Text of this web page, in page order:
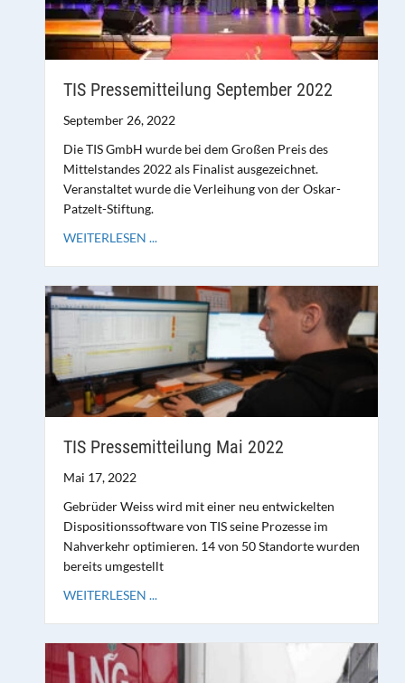
TIS Pressemitteilung September 2022
September 26, 2022
Die TIS GmbH wurde bei dem Großen Preis des
Mittelstandes 2022 als Finalist ausgezeichnet.
Veranstaltet wurde die Verleihung von der Oskar-
Patzelt-Stiftung.
WEITERLESEN ...
TIS Pressemitteilung Mai 2022
Mai 17, 2022
Gebrüder Weiss wird mit einer neu entwickelten
Dispositionssoftware von TIS seine Prozesse im
Nahverkehr optimieren. 14 von 50 Standorte wurden
bereits umgestellt
WEITERLESEN ...